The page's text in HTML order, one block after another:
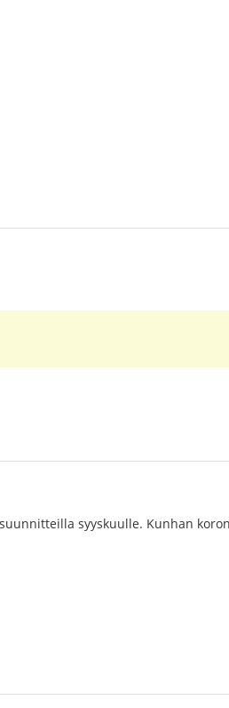
syyskuulle. Kunhan